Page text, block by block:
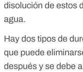
disolución de estos
agua.
Hay dos tipos de
que puede
después y se debe